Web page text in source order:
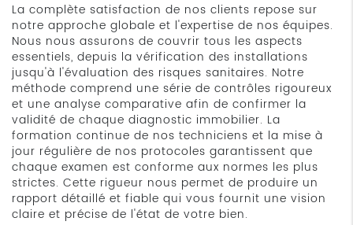
La complète satisfaction de nos clients repose sur
notre approche globale et l'expertise de nos équipes.
Nous nous assurons de couvrir tous les aspects
essentiels, depuis la vérification des installations
jusqu'à l'évaluation des risques sanitaires. Notre
méthode comprend une série de contrôles rigoureux
et une analyse comparative afin de confirmer la
validité de chaque diagnostic immobilier. La
formation continue de nos techniciens et la mise à
jour régulière de nos protocoles garantissent que
chaque examen est conforme aux normes les plus
strictes. Cette rigueur nous permet de produire un
rapport détaillé et fiable qui vous fournit une vision
claire et précise de l'état de votre bien.